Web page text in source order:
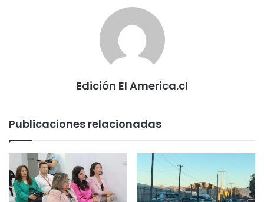
Edición El America.cl
Publicaciones relacionadas